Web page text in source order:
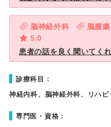
脳神経外科 脳腫瘍
5.0
患者の話を良く聞いてく
診療科目：
神経内科、脳神経外科、リハ
専門医・資格：